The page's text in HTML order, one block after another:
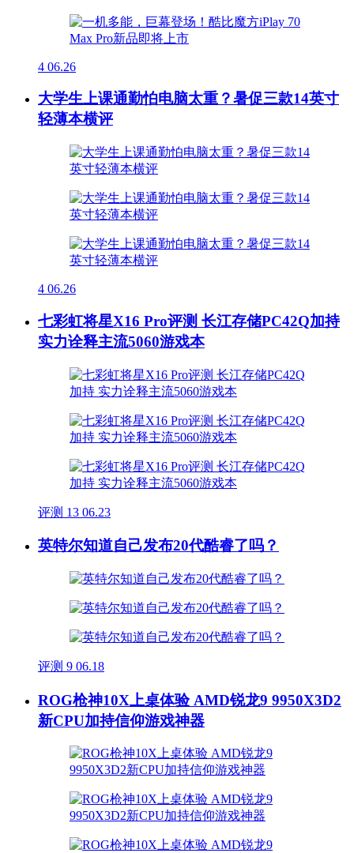
4 06.26
大学生上课通勤怕电脑太重？暑促三款14英寸
轻薄本横评
4 06.26
七彩虹将星X16 Pro评测 长江存储PC42Q加持
实力诠释主流5060游戏本
评测 13 06.23
英特尔知道自己发布20代酷睿了吗？
评测 9 06.18
ROG枪神10X上桌体验 AMD锐龙9 9950X3D2
新CPU加持信仰游戏神器